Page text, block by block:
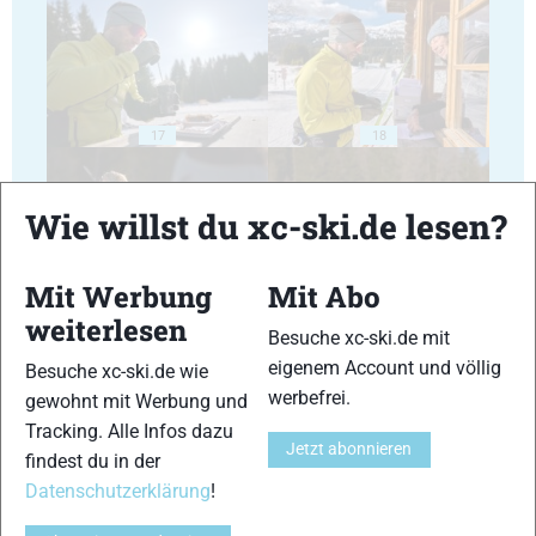
17 18
19 20
Wie willst du xc-ski.de lesen?
Mit Werbung
weiterlesen
Besuche xc-ski.de wie
gewohnt mit Werbung und
Tracking. Alle Infos dazu
findest du in der
Datenschutzerklärung!
Mit Abo
Besuche xc-ski.de mit
eigenem Account und völlig
werbefrei.
Jetzt abonnieren